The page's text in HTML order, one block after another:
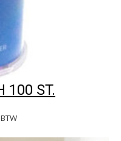
100 ST.